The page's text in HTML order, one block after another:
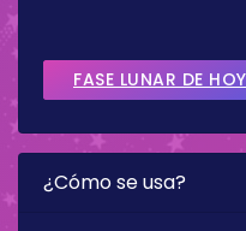
FASE LUNAR DE HOY
¿Cómo se usa?